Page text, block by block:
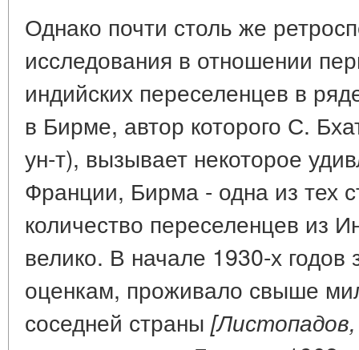
Однако почти столь же
исследования в отношении
индийских переселенцев в
в Бирме, автор которого С.
ун-т), вызывает некоторое
Франции, Бирма - одна из тех
количество переселенцев из
велико. В начале 1930-х годов
оценкам, проживало свыше
соседней страны [Листопадов,